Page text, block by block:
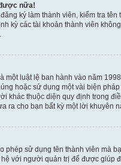
nữa!
ký làm thành viên, kiểm tra
kỳ các tài khoản thành viên
một luật lệ ban hành vào năm
hoặc sử dụng một vài biện
khác thuộc diện quy định trong
ra cho bạn bất kỳ một lời
sử dụng tên thành viên
với người quản trị để được giúp